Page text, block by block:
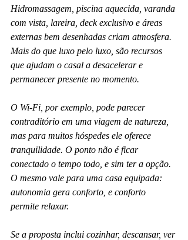
Hidromassagem, piscina aquecida, varanda
com vista, lareira, deck exclusivo e áreas
externas bem desenhadas criam atmosfera.
Mais do que luxo pelo luxo, são recursos
que ajudam o casal a desacelerar e
permanecer presente no momento.
O Wi-Fi, por exemplo, pode parecer
contraditório em uma viagem de natureza,
mas para muitos hóspedes ele oferece
tranquilidade. O ponto não é ficar
conectado o tempo todo, e sim ter a opção.
O mesmo vale para uma casa equipada:
autonomia gera conforto, e conforto
permite relaxar.
Se a proposta inclui cozinhar, descansar, ver